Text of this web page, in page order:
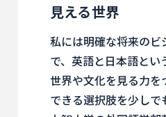
見える世界
私には明確な将来のビ
で、英語と日本語とい
世界や文化を見る力を
できる選択肢を少しで